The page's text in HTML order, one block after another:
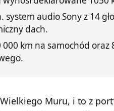
audio Sony z 14
dach.
km na samochód oraz
Muru, i to z